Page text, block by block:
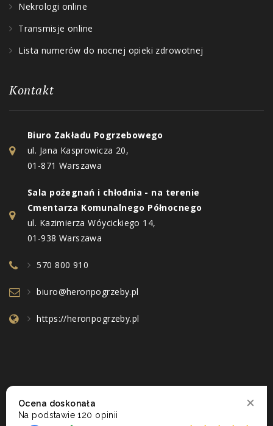
Nekrologi online
Transmisje online
Lista numerów do nocnej opieki zdrowotnej
Kontakt
Biuro Zakładu Pogrzebowego
ul. Jana Kasprowicza 20,
01-871 Warszawa
Sala pożegnań i chłodnia - na terenie
Cmentarza Komunalnego Północnego
ul. Kazimierza Wóycickiego 14,
01-938 Warszawa
570 800 910
biuro@heronpogrzeby.pl
https://heronpogrzeby.pl
Ocena doskonała
Na podstawie120 opinii